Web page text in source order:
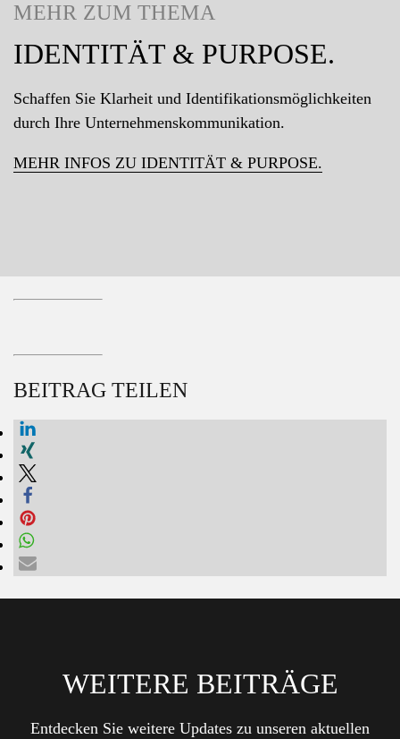
MEHR ZUM THEMA
IDENTITÄT & PURPOSE.
Schaffen Sie Klarheit und Identifikationsmöglichkeiten
durch Ihre Unternehmenskommunikation.
MEHR INFOS ZU IDENTITÄT & PURPOSE.
BEITRAG TEILEN
WEITERE BEITRÄGE
Entdecken Sie weitere Updates zu unseren aktuellen